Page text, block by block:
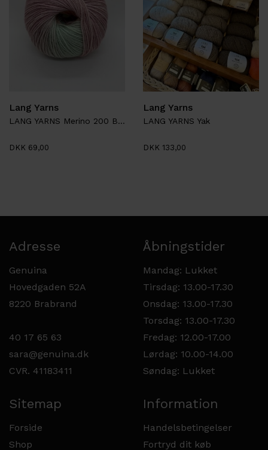
Lang Yarns
LANG YARNS Merino 200 Bebé Color
DKK 69,00
Lang Yarns
LANG YARNS Yak
DKK 133,00
Adresse
Genuina
Hovedgaden 52A
8220 Brabrand
40 17 65 63
sara@genuina.dk
CVR. 41183411
Åbningstider
Mandag: Lukket
Tirsdag: 13.00-17.30
Onsdag: 13.00-17.30
Torsdag: 13.00-17.30
Fredag: 12.00-17.00
Lørdag: 10.00-14.00
Søndag: Lukket
Sitemap
Forside
Shop
Information
Handelsbetingelser
Fortryd dit køb